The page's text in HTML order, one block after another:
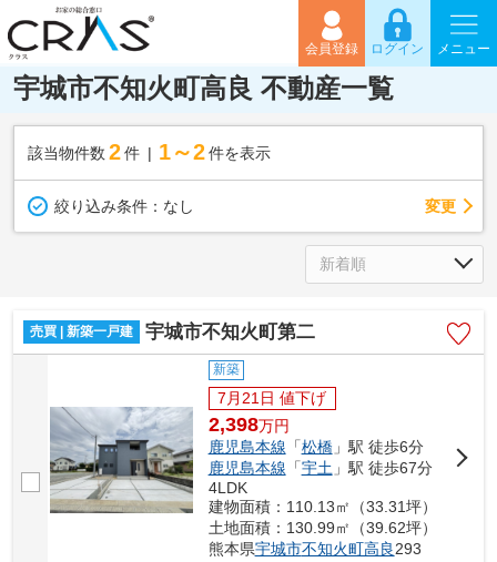
会員登録 ログイン メニュー
宇城市不知火町高良 不動産一覧
該当物件数 2件 1～2 件を表示
絞り込み条件： なし 変更
売買 | 新築一戸建 宇城市不知火町第二
新築
7月21日 値下げ
2,398万円
鹿児島本線 「松橋」駅 徒歩6分
鹿児島本線 「宇土」駅 徒歩67分
4LDK
建物面積：110.13㎡（33.31坪）
土地面積：130.99㎡（39.62坪）
熊本県宇城市不知火町高良293